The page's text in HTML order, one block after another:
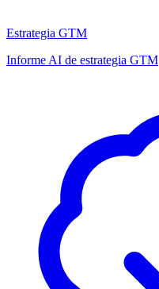
Estrategia GTM
Informe AI de estrategia GTM